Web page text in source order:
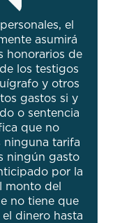
el
asumirá
honorarios de
los testigos
y otros
gastos si y
o sentencia
que no
ninguna tarifa
ningún gasto
por la
monto del
no tiene que
dinero hasta